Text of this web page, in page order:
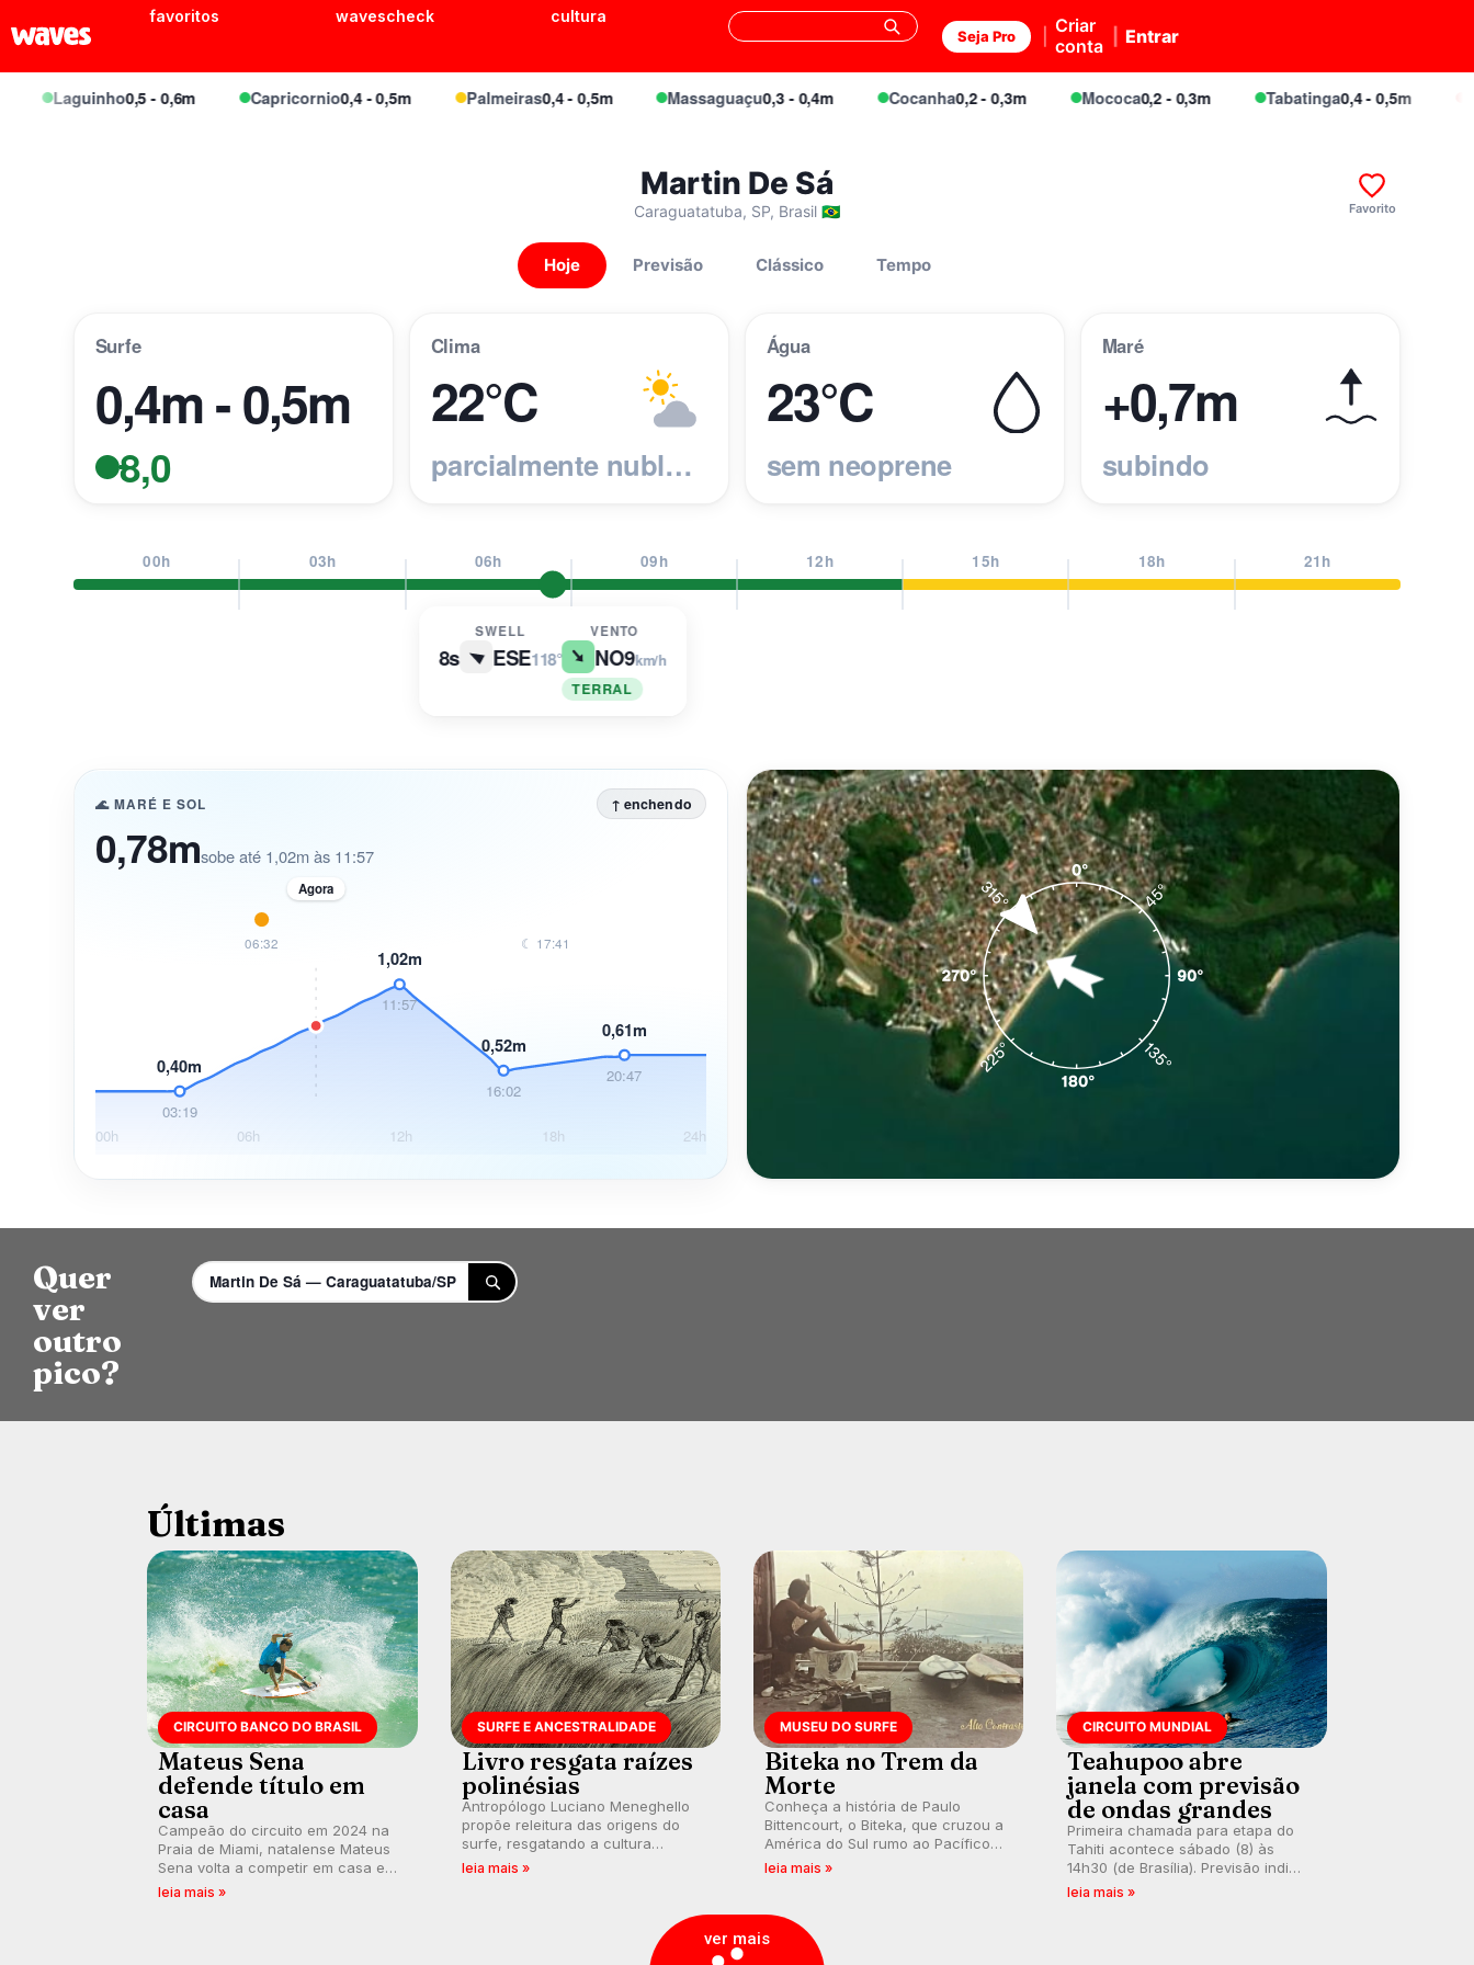
favoritos wavescheck cultura
Seja Pro
Criar
conta
Entrar
Laguinho0,5 - 0,6m Capricornio0,4 - 0,5m Palmeiras0,4 - 0,5m Massaguaçu0,3 - 0,4m Cocanha0,2 - 0,3m Mococa0,2 - 0,3m Tabatinga0,4 - 0,5m
Martin De Sá
Caraguatatuba, SP, Brasil 🇧🇷 Favorito
Hoje Previsão Clássico Tempo
Surfe
0,4m - 0,5m
8,0
Clima
22°C
parcialmente nublado
Água
23°C
sem neoprene
Maré
+0,7m
subindo
00h 03h 06h 09h 12h 15h 18h 21h
SWELL
8s ESE118°
VENTO
NO9km/h
TERRAL
🌊 MARÉ E SOL ↑ enchendo
0,78msobe até 1,02m às 11:57
Agora
06:32 ☾ 17:41
0,40m
03:19
1,02m
11:57
0,52m
16:02
0,61m
20:47
00h 06h 12h 18h 24h
Quer
ver
outro
pico?
Martin De Sá — Caraguatatuba/SP
Últimas
CIRCUITO BANCO DO BRASIL
Mateus Sena
defende título em
casa
Campeão do circuito em 2024 na
Praia de Miami, natalense Mateus
Sena volta a competir em casa em
busca de manter a hegemonia
leia mais »
SURFE E ANCESTRALIDADE
Livro resgata raízes
polinésias
Antropólogo Luciano Meneghello
propõe releitura das origens do
surfe, resgatando a cultura
polinésia e questionando a visão
leia mais »
MUSEU DO SURFE
Biteka no Trem da
Morte
Conheça a história de Paulo
Bittencourt, o Biteka, que cruzou a
América do Sul rumo ao Pacífico
em uma jornada que se tornou um
leia mais »
CIRCUITO MUNDIAL
Teahupoo abre
janela com previsão
de ondas grandes
Primeira chamada para etapa do
Tahiti acontece sábado (8) às
14h30 (de Brasília). Previsão indica
swell consistente. Medina
leia mais »
ver mais